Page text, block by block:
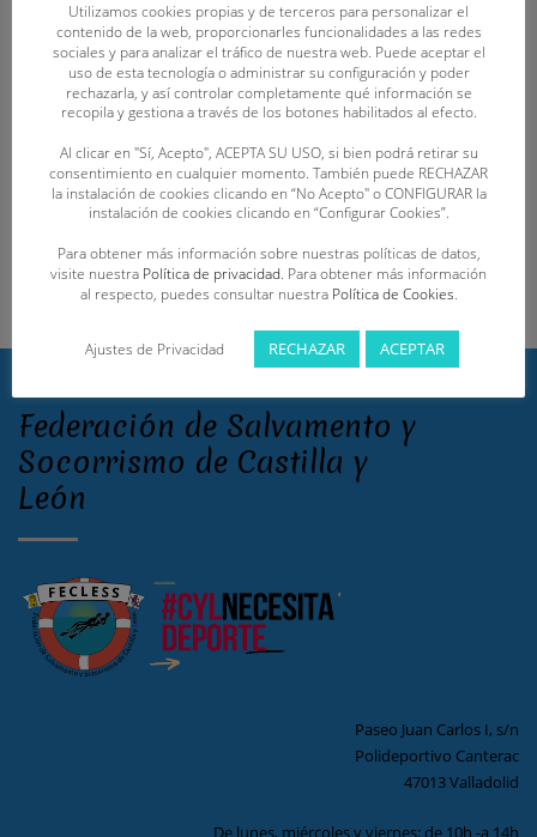
+ Información
Federación de Salvamento y
Socorrismo de Castilla y
León
Paseo Juan Carlos I, s/n
Polideportivo Canterac
47013 Valladolid
De lunes, miércoles y viernes: de 10h -a 14h
Utilizamos cookies propias y de terceros para personalizar el
contenido de la web, proporcionarles funcionalidades a las redes
sociales y para analizar el tráfico de nuestra web. Puede aceptar el
uso de esta tecnología o administrar su configuración y poder
rechazarla, y así controlar completamente qué información se
recopila y gestiona a través de los botones habilitados al efecto.
Al clicar en "Sí, Acepto", ACEPTA SU USO, si bien podrá retirar su
consentimiento en cualquier momento. También puede RECHAZAR
la instalación de cookies clicando en “No Acepto" o CONFIGURAR la
instalación de cookies clicando en “Configurar Cookies”.
Para obtener más información sobre nuestras políticas de datos,
visite nuestra Política de privacidad. Para obtener más información
al respecto, puedes consultar nuestra Política de Cookies.
Ajustes de Privacidad RECHAZAR ACEPTAR